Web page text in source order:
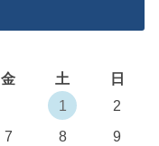
金 土
日
1
2
7 8
9